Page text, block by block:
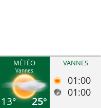
MÉTÉO
Vannes
13° 25°
VANNES
01:00
01:00